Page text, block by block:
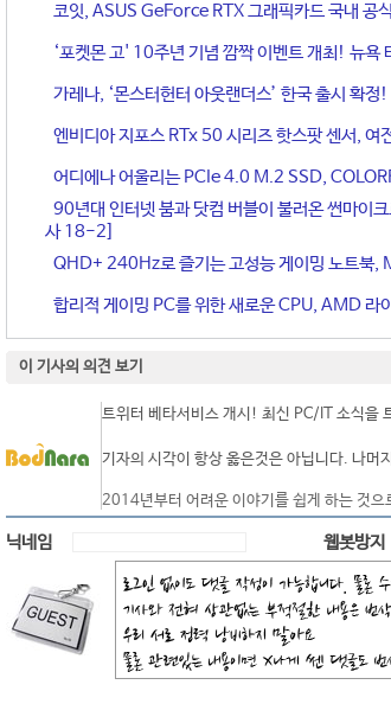
코잇, ASUS GeForce RTX 그래픽카드 국내 공
‘포켓몬 고' 10주년 기념 깜짝 이벤트 개최! 뉴욕
가레나, ‘몬스터헌터 아웃랜더스’ 한국 출시 확정!
엔비디아 지포스 RTx 50 시리즈 핫스팟 센서, 여
어디에나 어울리는 PCIe 4.0 M.2 SSD,
90년대 인터넷 붐과 닷컴 버블이 불러온 썬마이
사 18-2]
QHD+ 240Hz로 즐기는 고성능 게이밍 노트
합리적 게이밍 PC를 위한 새로운 CPU, AMD
이 기사의 의견 보기
트위터 베타서비스 개시! 최신 PC/IT 소식을
기자의 시각이 항상 옳은것은 아닙니다. 나머
2014년부터 어려운 이야기를 쉽게 하는 것으
닉네임 웹봇방지